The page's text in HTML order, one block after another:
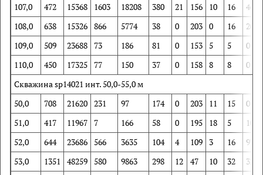
107,0
472 15368 1603 18208 380 21 156 10 16
467
108,0
638 15326 866 5774 38 0 203 0 16
209
109,0
509 23688 73 186 81 0 153 5 5
0
110,0
450 17325 77 150 37 0 158 8 8
0
Скважина sp14021 инт. 50,0-55,0 м
50,0
708 21620 231 97 174 0 203 11 15
0
51,0
417 11967 7 166 58 0 195 18 5
10
52,0
644 23686 566 3635 104 4 109 3 16
97
53,0
1351 48259 580 9863 298 12 47 10 32
327